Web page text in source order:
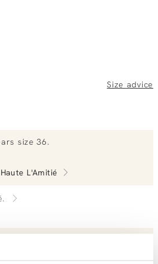
Size advice
size 36.
Haute L'Amitié
tomorrow